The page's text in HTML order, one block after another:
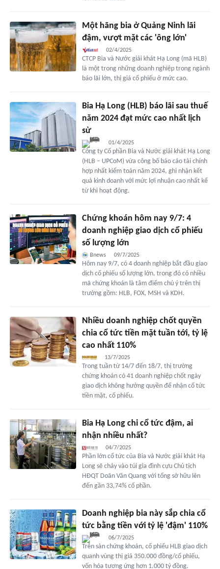
Một hãng bia ở Quảng Ninh lãi
đậm, vượt mặt các 'ông lớn'
02/4/2025
CTCP Bia và Nước giải khát Hạ Long (mã HLB)
là một trong những doanh nghiệp trong ngành
báo lãi lớn, thị giá cổ phiếu ở mức cao.
Bia Hạ Long (HLB) báo lãi sau thuế
năm 2024 đạt mức cao nhất lịch
sử
01/4/2025
Công ty Cổ phần Bia và Nước giải khát Hạ Long
(HLB – UPCoM) vừa công bố báo cáo tài chính
hợp nhất kiểm toán năm 2024, ghi nhận kết
quả kinh doanh với mức lợi nhuận cao nhất kể
từ khi hoạt động.
Chứng khoán hôm nay 9/7: 4
doanh nghiệp giao dịch cổ phiếu
số lượng lớn
Bnews 09/7/2025
Hôm nay 9/7, có 4 doanh nghiệp bắt đầu giao
dịch cổ phiếu số lượng lớn, trong đó có nhiều
mã chứng khoán là tâm điểm chú ý trên thị
trường gồm: HLB, FOX, MSH và KDH.
Nhiều doanh nghiệp chốt quyền
chia cổ tức tiền mặt tuần tới, tỷ lệ
cao nhất 110%
13/7/2025
Trong tuần từ 14/7 đến 18/7, thị trường
chứng khoán có 41 doanh nghiệp chốt ngày
giao dịch không hưởng quyền để nhận cổ tức
tiền mặt, cổ phiếu.
Bia Hạ Long chi cổ tức đậm, ai
nhận nhiều nhất?
04/7/2025
Phần lớn cổ tức của Bia và Nước giải khát Hạ
Long sẽ chảy vào túi gia đình cựu Chủ tịch
HĐQT Doãn Văn Quang với tổng sở hữu lên
đến gần 33,74% cổ phần.
Doanh nghiệp bia này sắp chia cổ
tức bằng tiền với tỷ lệ 'đậm' 110%
06/7/2025
Trên sàn chứng khoán, cổ phiếu HLB giao dịch
quanh vùng thị giá 350.000 đồng/cổ phiếu,
vốn hóa tương ứng hơn 1.000 tỷ đồng.